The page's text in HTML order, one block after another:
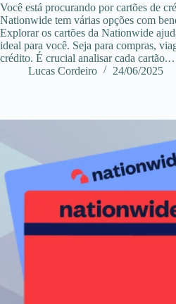
Você está procurando por cartões de
Nationwide tem várias opções com
Explorar os cartões da Nationwide
ideal para você. Seja para compras,
crédito. É crucial analisar cada
Lucas Cordeiro
24/06/2025